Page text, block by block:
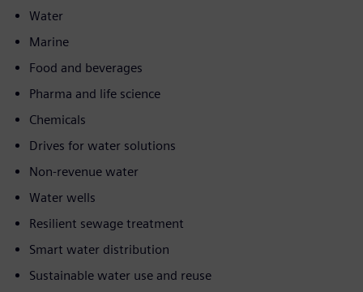
Water
Marine
Food and beverages
Pharma and life science
Chemicals
Drives for water solutions
Non-revenue water
Water wells
Resilient sewage treatment
Smart water distribution
Sustainable water use and reuse